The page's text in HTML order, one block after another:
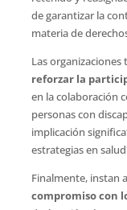
de garantizar la
materia de
Las
reforzar la
en la colaboración
personas con
implicación
estrategias en
Finalmente, instan
compromiso con